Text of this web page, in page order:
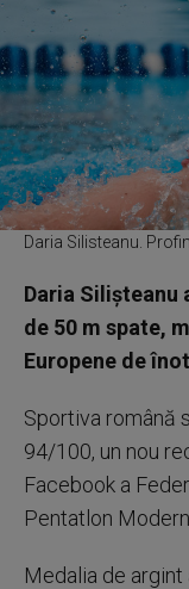
Daria Silisteanu.
Daria Silişteanu
de 50 m spate,
Europene de
Sportiva română
94/100, un nou
Facebook a
Pentatlon
Medalia de